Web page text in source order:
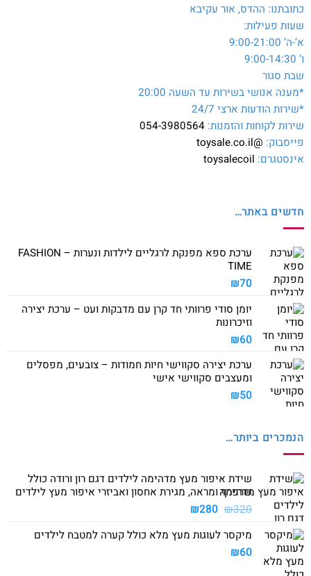
כתובתנו: ההדס, אור עקיבא
שעות פעילות:
א’-ה’ 9:00-21:00
ו’ 9:00-14:30
שבת סגור
*מענה אנושי בשירות עד השעה 20:00
*שירות הודעות ארצי 24/7
שירות לקוחות והזמנות: 054-3980564
פייסבוק: @toysale.co.il
אינסטגרם: toysalecoil
חדשים באתר…
ערכת ספא מפנקת לרגליים לילדות ונערות – FASHION
TIME
₪70
יומן סודי פרוותי חד קרן עם מדבקות ועט – ערכת יצירה
וזיכרונות
₪60
ערכת יצירה סקווישי חיות חמודות – צובעים, מפסלים
ומעצבים סקווישי אישי
₪50
הנמכרים ביותר…
שידת איפור מעץ מדהימה לילדים דגם רון ורודה כולל
שרפרף ומראה, מגירת אחסון ואביזרי איפור מעץ לילדים
₪320
המחיר
היה:
₪280 המחיר
הוא:
מיקסר לעוגות מעץ מלא כולל קערה למטבח לילדים
₪60